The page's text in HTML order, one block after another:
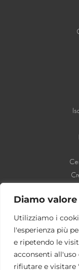
Diamo
Utilizziamo i
l'esperienza più
e ripetendo le
acconsenti all'uso
rifiutare e visitare